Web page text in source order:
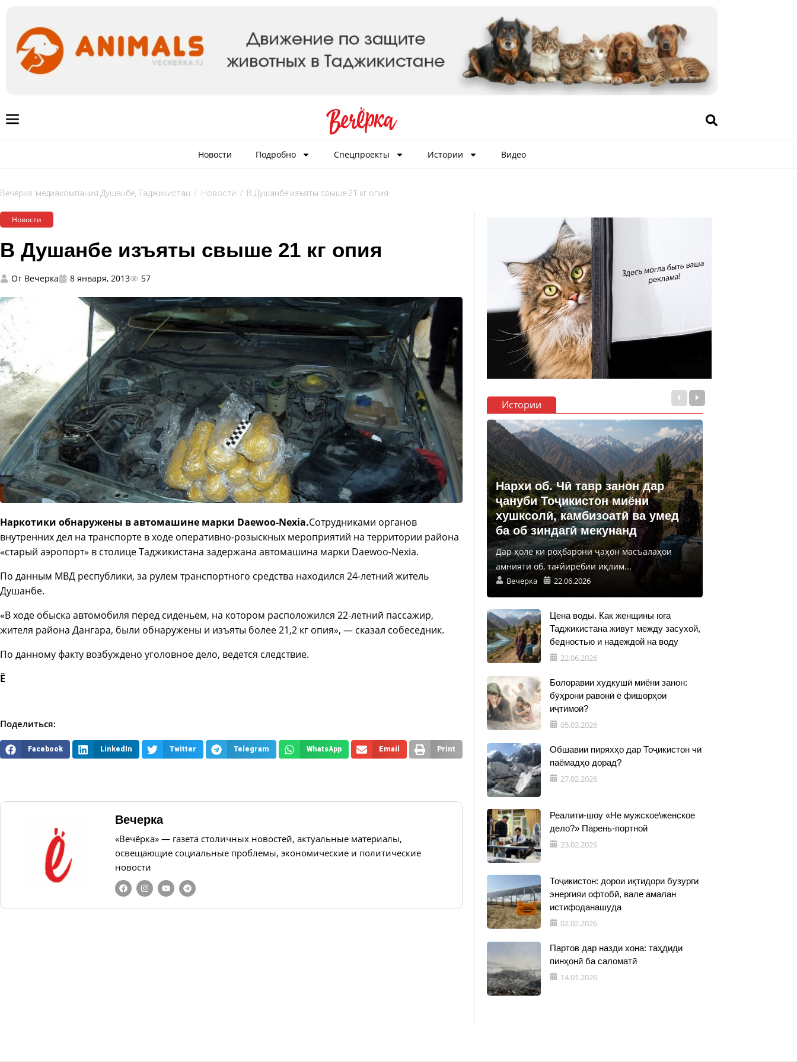
Новости Подробно Спецпроекты Истории Видео
Вечёрка: медиакомпания Душанбе, Таджикистан / Новости / В Душанбе изъяты свыше 21 кг опия
Новости
В Душанбе изъяты свыше 21 кг опия
От Вечерка 8 января, 2013 57
Наркотики обнаружены в автомашине марки Daewoo-Nexia.Сотрудниками органов
внутренних дел на транспорте в ходе оперативно-розыскных мероприятий на территории района
«старый аэропорт» в столице Таджикистана задержана автомашина марки Daewoo-Nexia.
По данным МВД республики, за рулем транспортного средства находился 24-летний житель
Душанбе.
«В ходе обыска автомобиля перед сиденьем, на котором расположился 22-летний пассажир,
жителя района Дангара, были обнаружены и изъяты более 21,2 кг опия», — сказал собеседник.
По данному факту возбуждено уголовное дело, ведется следствие.
Ё
Поделиться:
Facebook LinkedIn Twitter Telegram WhatsApp Email Print
Вечерка
«Вечёрка» — газета столичных новостей, актуальные материалы,
освещающие социальные проблемы, экономические и политические
новости
Истории
Нархи об. Чӣ тавр занон дар
ҷануби Тоҷикистон миёни
хушксолӣ, камбизоатӣ ва умед
ба об зиндагӣ мекунанд
Дар ҳоле ки роҳбарони ҷаҳон масъалаҳои
амнияти об, тағйирёбии иқлим...
Вечерка 22.06.2026
Цена воды. Как женщины юга
Таджикистана живут между засухой,
бедностью и надеждой на воду
22.06.2026
Болоравии худкушӣ миёни занон:
бӯҳрони равонӣ ё фишорҳои
иҷтимоӣ?
05.03.2026
Обшавии пиряхҳо дар Тоҷикистон чӣ
паёмадҳо дорад?
27.02.2026
Реалити-шоу «Не мужское\женское
дело?» Парень-портной
23.02.2026
Тоҷикистон: дорои иқтидори бузурги
энергияи офтобӣ, вале амалан
истифоданашуда
02.02.2026
Партов дар назди хона: таҳдиди
пинҳонӣ ба саломатӣ
14.01.2026